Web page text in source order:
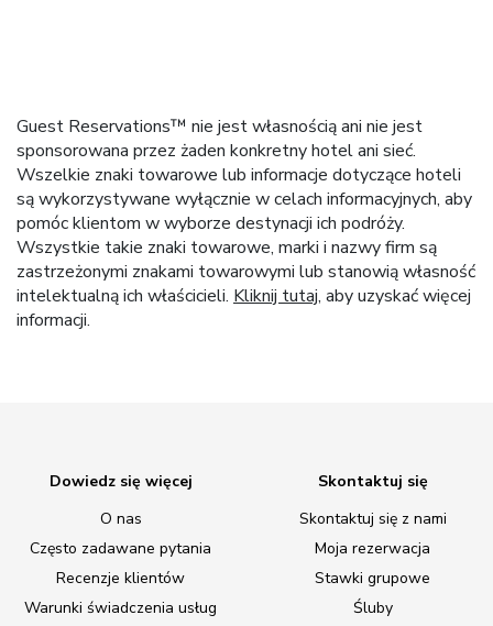
Guest Reservations™ nie jest własnością ani nie jest
sponsorowana przez żaden konkretny hotel ani sieć.
Wszelkie znaki towarowe lub informacje dotyczące hoteli
są wykorzystywane wyłącznie w celach informacyjnych, aby
pomóc klientom w wyborze destynacji ich podróży.
Wszystkie takie znaki towarowe, marki i nazwy firm są
zastrzeżonymi znakami towarowymi lub stanowią własność
intelektualną ich właścicieli. Kliknij tutaj, aby uzyskać więcej
informacji.
Dowiedz się więcej
O nas
Często zadawane pytania
Recenzje klientów
Warunki świadczenia usług
Skontaktuj się
Skontaktuj się z nami
Moja rezerwacja
Stawki grupowe
Śluby